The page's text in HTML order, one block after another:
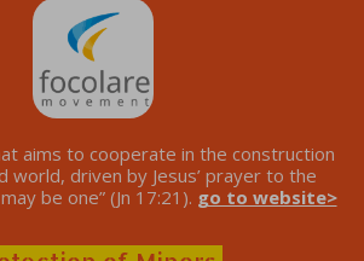
aims to cooperate in the construction
world, driven by Jesus’ prayer to the
be one” (Jn 17:21). go to website>